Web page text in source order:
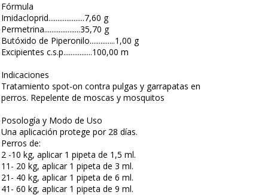
Fórmula
Imidacloprid....................7,60 g
Permetrina....................35,70 g
Butóxido de Piperonilo..............1,00 g
Excipientes c.s.p................100,00 m
Indicaciones
Tratamiento spot-on contra pulgas y garrapatas en
perros. Repelente de moscas y mosquitos
Posología y Modo de Uso
Una aplicación protege por 28 días.
Perros de:
2 -10 kg, aplicar 1 pipeta de 1,5 ml.
11- 20 kg, aplicar 1 pipeta de 3 ml.
21- 40 kg, aplicar 1 pipeta de 6 ml.
41- 60 kg, aplicar 1 pipeta de 9 ml.